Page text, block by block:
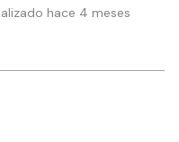
hace 4 meses